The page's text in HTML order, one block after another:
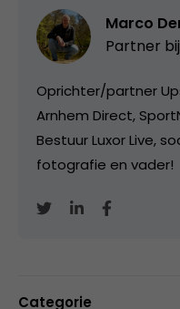
Marco
Partner bij
Oprichter/partner
Arnhem Direct,
Bestuur Luxor Live,
fotografie en vader!
Categorie